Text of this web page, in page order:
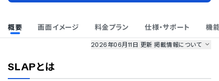
概要 画面イメージ 料金プラン 仕様・サポート 機
2026年06月11日 更新掲載情報について
のサービスデータを参照しています。
SLAPとは